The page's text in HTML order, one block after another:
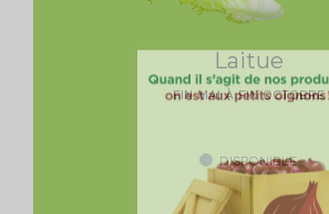
Laitue
FIN MAI À FIN OCTOBRE
DISPONIBLE